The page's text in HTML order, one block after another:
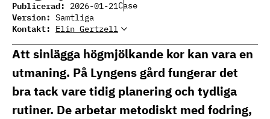
Publicerad: 2026-01-21Case
Version: Samtliga
Kontakt: Elin Gertzell
Elin Gertzell
mjölkproduktion
elin.gertzell@ri.se
010 516 57 74
mjölkproduktion
Att sinlägga högmjölkande kor kan vara en
utmaning. På Lyngens gård fungerar det
bra tack vare tidig planering och tydliga
rutiner. De arbetar metodiskt med fodring,